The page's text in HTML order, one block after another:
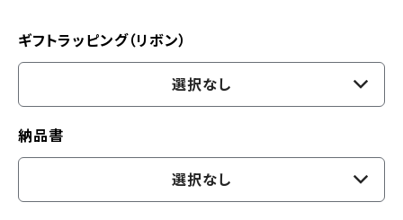
ギフトラッピング（リボン）
選択なし
納品書
選択なし